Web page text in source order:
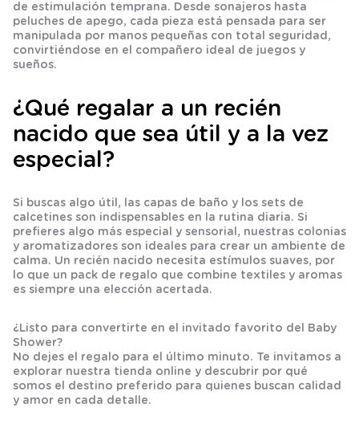
de estimulación temprana. Desde sonajeros hasta
peluches de apego, cada pieza está pensada para ser
manipulada por manos pequeñas con total seguridad,
convirtiéndose en el compañero ideal de juegos y
sueños.
¿Qué regalar a un recién
nacido que sea útil y a la vez
especial?
Si buscas algo útil, las capas de baño y los sets de
calcetines son indispensables en la rutina diaria. Si
prefieres algo más especial y sensorial, nuestras colonias
y aromatizadores son ideales para crear un ambiente de
calma. Un recién nacido necesita estímulos suaves, por
lo que un pack de regalo que combine textiles y aromas
es siempre una elección acertada.
¿Listo para convertirte en el invitado favorito del Baby
Shower?
No dejes el regalo para el último minuto. Te invitamos a
explorar nuestra tienda online y descubrir por qué
somos el destino preferido para quienes buscan calidad
y amor en cada detalle.